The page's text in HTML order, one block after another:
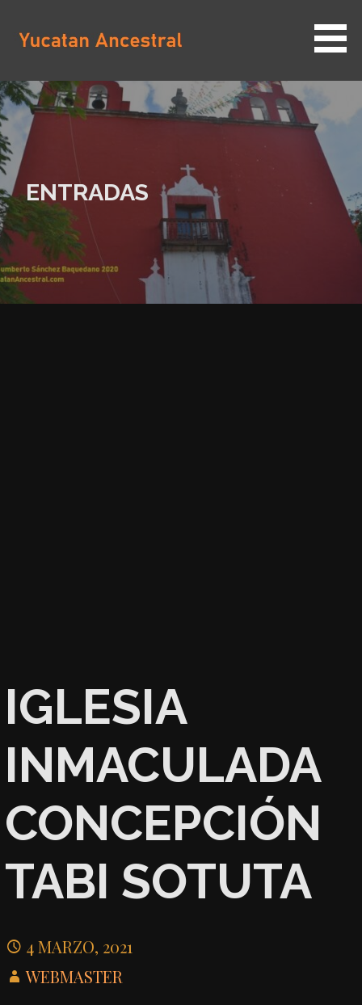
contenido
YUCATAN ANCESTRAL
ENTRADAS
IGLESIA
INMACULADA
CONCEPCIÓN
TABI SOTUTA
4 MARZO, 2021
WEBMASTER